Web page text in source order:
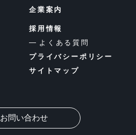
企業案内
採用情報
よくある質問
プライバシーポリシー
サイトマップ
お問い合わせ